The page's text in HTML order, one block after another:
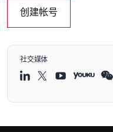
创建帐号
社交媒体